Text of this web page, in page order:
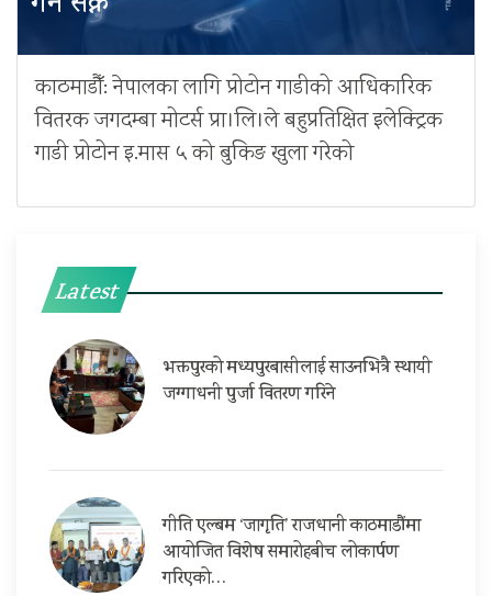
काठमाडौँ: नेपालका लागि प्रोटोन गाडीको आधिकारिक
वितरक जगदम्बा मोटर्स प्रा।लि।ले बहुप्रतिक्षित इलेक्ट्रिक
गाडी प्रोटोन इ.मास ५ को बुकिङ खुला गरेको
Latest
भक्तपुरको मध्यपुरबासीलाई साउनभित्रै स्थायी
जग्गाधनी पुर्जा वितरण गरिने
गीति एल्बम ‘जागृति’ राजधानी काठमाडौंमा
आयोजित विशेष समारोहबीच लोकार्पण
गरिएको…